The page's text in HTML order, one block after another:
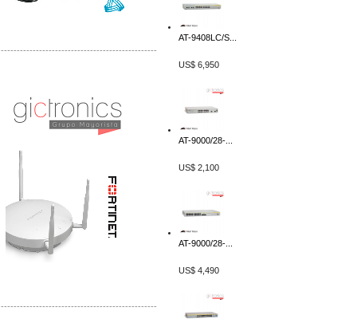
-------------------------------------------------
-------------------------------------------------
AT-9408LC/S...
US$ 6,950
AT-9000/28-...
US$ 2,100
AT-9000/28-...
US$ 4,490